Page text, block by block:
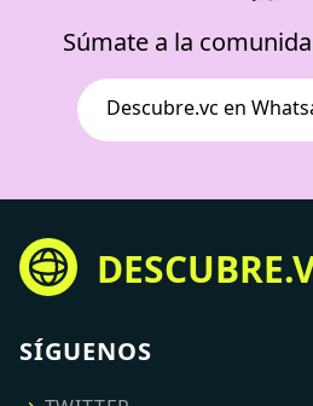
Súmate a la
Descubre.vc en
SÍGUENOS